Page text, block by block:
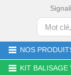
NOS
KIT BALISAGE